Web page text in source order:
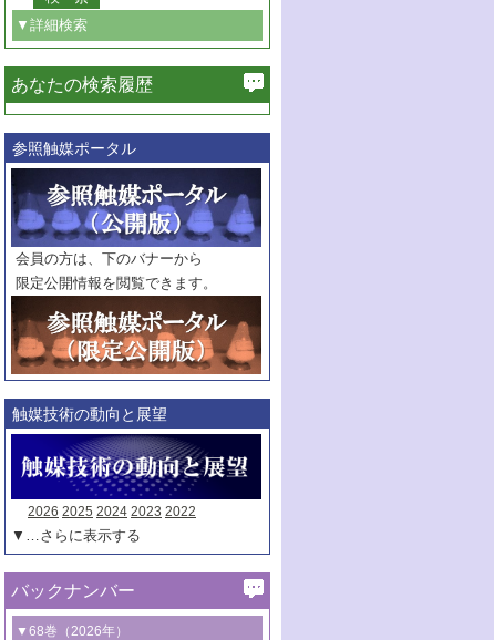
▼詳細検索
必ず含む
巻・号指定
巻
号
範囲指定
巻
号～
巻
号
触媒年鑑
年度
記事種別
マーク：
マークあり
あなたの検索履歴
参照触媒ポータル
会員の方は、下のバナーから
限定公開情報を閲覧できます。
触媒技術の動向と展望
2026 2025 2024 2023 2022
▼…さらに表示する
バックナンバー
▼68巻（2026年）